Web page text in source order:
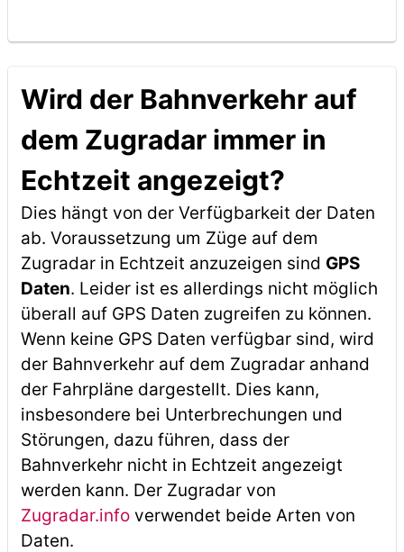
Wird der Bahnverkehr auf
dem Zugradar immer in
Echtzeit angezeigt?
Dies hängt von der Verfügbarkeit der Daten
ab. Voraussetzung um Züge auf dem
Zugradar in Echtzeit anzuzeigen sind GPS
Daten. Leider ist es allerdings nicht möglich
überall auf GPS Daten zugreifen zu können.
Wenn keine GPS Daten verfügbar sind, wird
der Bahnverkehr auf dem Zugradar anhand
der Fahrpläne dargestellt. Dies kann,
insbesondere bei Unterbrechungen und
Störungen, dazu führen, dass der
Bahnverkehr nicht in Echtzeit angezeigt
werden kann. Der Zugradar von
Zugradar.infoverwendet beide Arten von
Daten.